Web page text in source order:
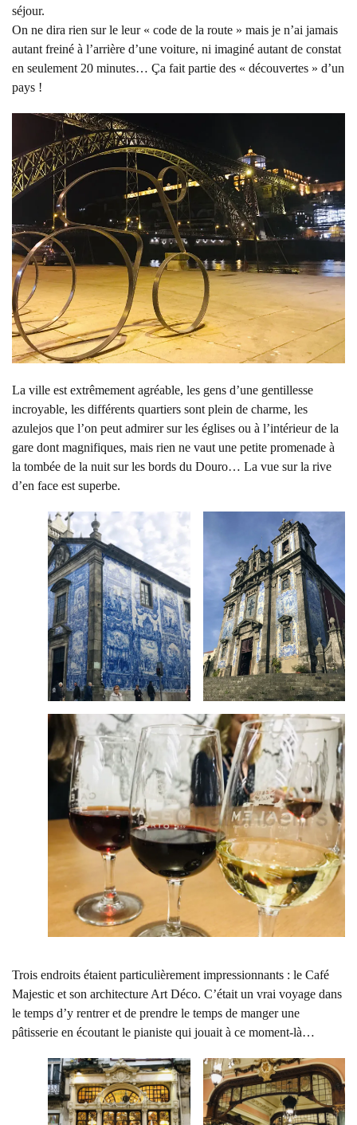
séjour.
On ne dira rien sur le leur « code de la route » mais je n’ai jamais
autant freiné à l’arrière d’une voiture, ni imaginé autant de constat
en seulement 20 minutes… Ça fait partie des « découvertes » d’un
pays !
La ville est extrêmement agréable, les gens d’une gentillesse
incroyable, les différents quartiers sont plein de charme, les
azulejos que l’on peut admirer sur les églises ou à l’intérieur de la
gare dont magnifiques, mais rien ne vaut une petite promenade à
la tombée de la nuit sur les bords du Douro… La vue sur la rive
d’en face est superbe.
Trois endroits étaient particulièrement impressionnants : le Café
Majestic et son architecture Art Déco. C’était un vrai voyage dans
le temps d’y rentrer et de prendre le temps de manger une
pâtisserie en écoutant le pianiste qui jouait à ce moment-là…